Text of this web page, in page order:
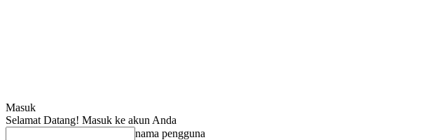
Masuk
Selamat Datang! Masuk ke akun Anda
nama pengguna